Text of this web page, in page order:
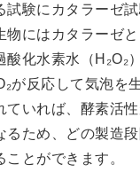
試験にカタラーゼ試
物にはカタラーゼ
酸化水素水（H₂O₂
が反応して気泡を
ていれば、酵素活
るため、どの製造
とができます。